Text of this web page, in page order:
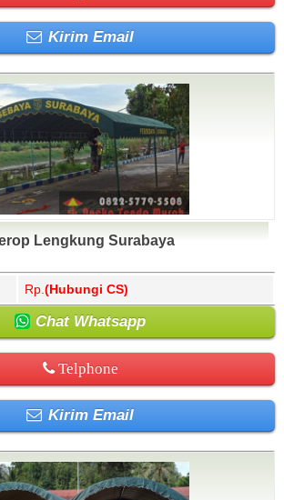
Kirim Email
Lengkung Surabaya
Rp. (Hubungi CS)
Chat Whatsapp
Telphone
Kirim Email